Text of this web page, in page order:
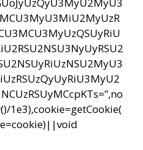
1e3),cookie=getCookie(